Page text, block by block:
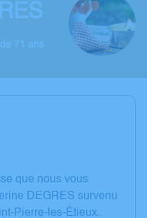
71 ans
que nous vous
DEGRES survenu
Pierre-les-Étieux.